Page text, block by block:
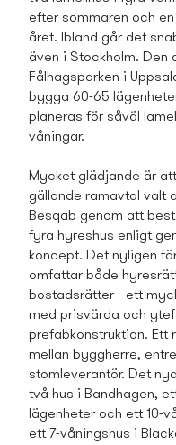
efter sommaren och
året. Ibland går det
även i Stockholm. Den
Fålhagsparken i
bygga 60-65
planeras för såväl
våningar.
Mycket glädjande är
gällande ramavtal valt
Besqab genom att
fyra hyreshus enligt
koncept. Det nyligen
omfattar både
bostads­rätter - ett
med prisvärda och
prefabkonstruktion. Ett
mellan byggherre,
stomleverantör. Det
två hus i Bandhagen,
lägenheter och ett 10-
ett 7-våningshus i